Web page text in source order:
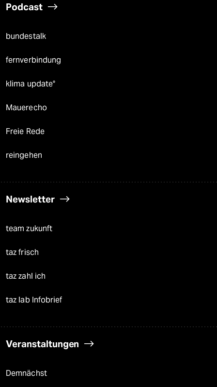
Podcast
bundestalk
fernverbindung
klima update°
Mauerecho
Freie Rede
reingehen
Newsletter
team zukunft
taz frisch
taz zahl ich
taz lab Infobrief
Veranstaltungen
Demnächst